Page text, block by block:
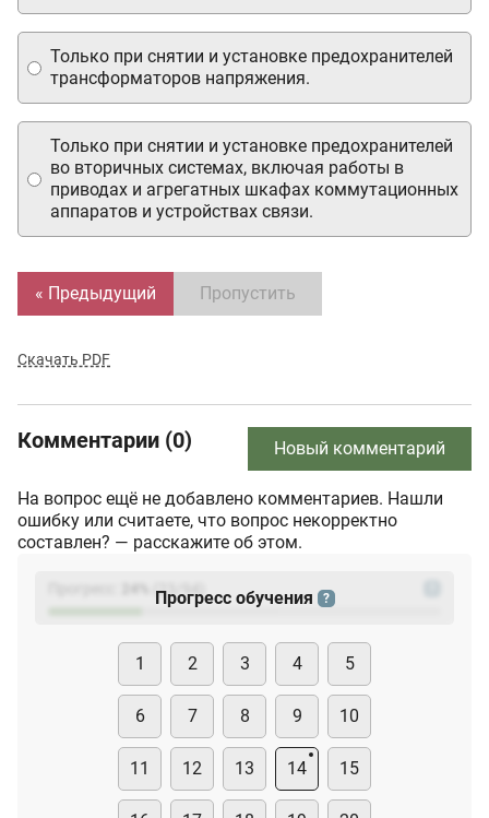
Только при снятии и установке предохранителей
во вторичных системах, включая работы в
приводах и агрегатных шкафах коммутационных
аппаратов и устройствах связи.
Только при снятии и установке предохранителей
трансформаторов напряжения.
« Предыдущий Пропустить
Скачать PDF
Комментарии (0) Новый комментарий
На вопрос ещё не добавлено комментариев. Нашли
ошибку или считаете, что вопрос некорректно
составлен? — расскажите об этом.
(23
Прогресс обучения ?
1 2 3 4 5
6 7 8 9 10
11 12 13 14 15